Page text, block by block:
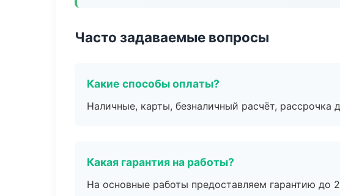
Часто задаваемые вопросы
Какие способы оплаты?
Наличные, карты, безналичный расчёт, рассрочка
Какая гарантия на работы?
На основные работы предоставляем гарантию до